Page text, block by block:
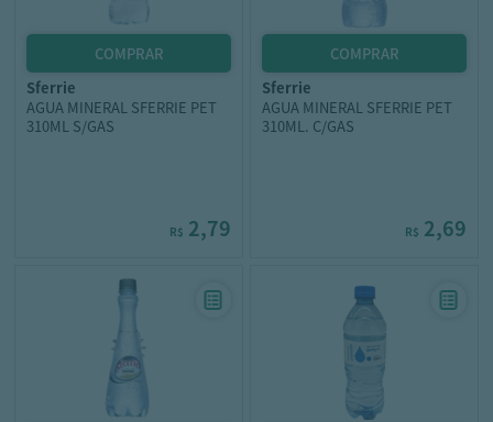
sferrie
AGUA MINERAL SFERRIE PET
310ML S/GAS
R$ 2,79
sferrie
AGUA MINERAL SFERRIE PET
310ML. C/GAS
R$ 2,69